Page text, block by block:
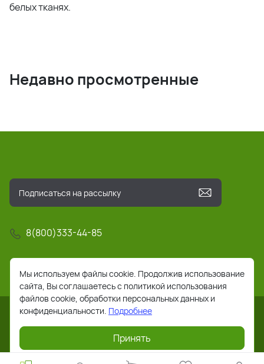
белых тканях.
Недавно просмотренные
8(800)333-44-85
info@pochta-rts.ru
2026 © Все права защищены. Работает наReadyScript
Мы используем файлы cookie. Продолжив использование
сайта, Вы соглашаетесь с политикой использования
файлов cookie, обработки персональных данных и
конфиденциальности. Подробнее
Принять